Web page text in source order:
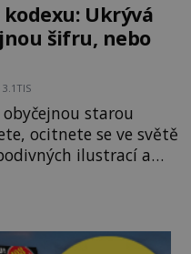
Ukrývá
šifru, nebo
3.1TIS
starou
ocitnete se ve světě
ilustrací a
vzdoruje všem
kodex patří mezi
kdy vznikl ani co